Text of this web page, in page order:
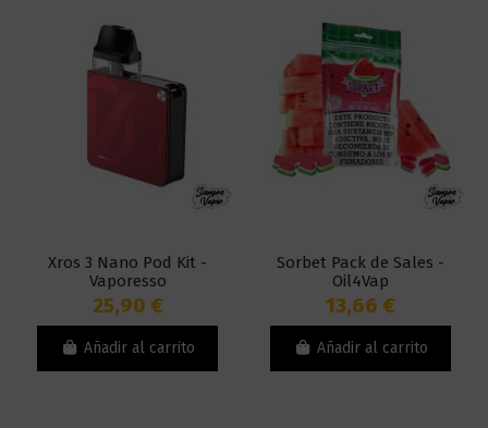
Xros 3 Nano Pod Kit -
Vaporesso
25,90 €
Añadir al carrito
Sorbet Pack de Sales -
Oil4Vap
13,66 €
Añadir al carrito